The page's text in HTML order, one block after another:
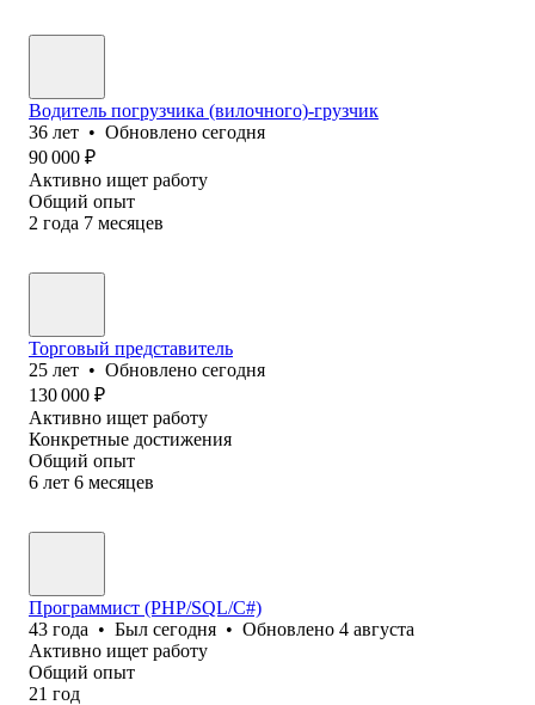
Водитель погрузчика (вилочного)-грузчик
36 лет • Обновлено сегодня
90 000 ₽
Активно ищет работу
Общий опыт
2 года 7 месяцев
Торговый представитель
25 лет • Обновлено сегодня
130 000 ₽
Активно ищет работу
Конкретные достижения
Общий опыт
6 лет 6 месяцев
Программист (PHP/SQL/C#)
43 года • Был сегодня • Обновлено 4 августа
Активно ищет работу
Общий опыт
21 год